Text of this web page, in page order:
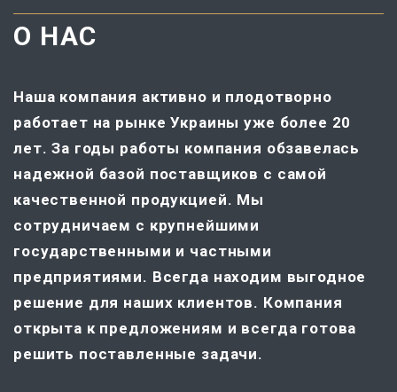
О НАС
Наша компания активно и плодотворно
работает на рынке Украины уже более 20
лет. За годы работы компания обзавелась
надежной базой поставщиков с самой
качественной продукцией. Мы
сотрудничаем с крупнейшими
государственными и частными
предприятиями. Всегда находим выгодное
решение для наших клиентов. Компания
открыта к предложениям и всегда готова
решить поставленные задачи.